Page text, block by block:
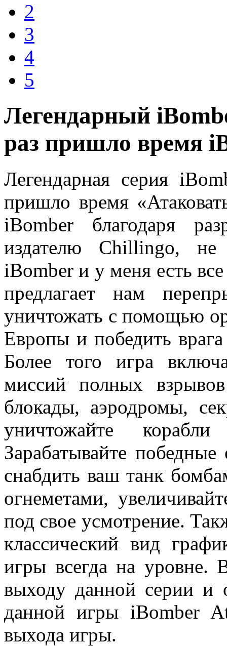
2
3
4
5
Легендарный
раз пришло время
Легендарная серия
пришло время
iBomber благодаря
издателю Chillingo,
iBomber и у меня есть
предлагает нам
уничтожать с помощью
Европы и победить
Более того игра
миссий полных
блокады, аэродромы,
уничтожайте
Зарабатывайте
снабдить ваш танк
огнеметами,
под свое усмотрение.
классический вид
игры всегда на
выходу данной серии и
данной игры iBomber
выхода игры.